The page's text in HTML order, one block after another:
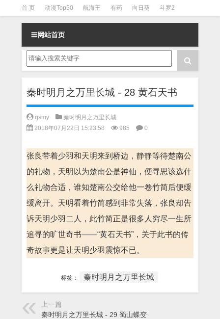
首 页 动漫Top50 航海王 有药 向日葵 斗罗2
斗罗3 火影 一拳超人 柯南 阴阳师 节目清单
网站首页
秦时明月之万里长城 - 28 黄石天书
qsmy
秦时明月之万里长城
2018年07月22日 15:23:58
985 0
张良带着少羽和天明来到桥边，静静等待楚南公
的礼物，天明以为楚南公是神仙，便寻思该选什
么礼物合适，谁知楚南公交给他一卷竹简后便缓
缓离开。天明看着竹简感到非常失落，张良却告
诉天明少羽二人，此竹简正是很多人穷尽一生所
追寻的旷世奇书——“黄石天书”，关于此书的传
奇故事更是让天明少羽震惊不已。
标签： 秦时明月之万里长城
上一篇
秦时明月之万里长城 - 29 蜀山蝶变